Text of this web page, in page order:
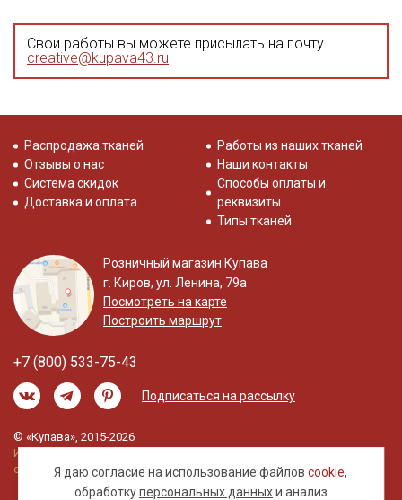
Свои работы вы можете присылать на почту
creative@kupava43.ru
Я даю согласие на использование файловcookie,
обработкуперсональных данныхи анализ
Распродажа тканей
Отзывы о нас
Система скидок
Доставка и оплата
Работы из наших тканей
Наши контакты
Способы оплаты и
реквизиты
Типы тканей
Розничный магазин Купава
г. Киров, ул. Ленина, 79а
Посмотреть на карте
Построить маршрут
+7 (800) 533-75-43
Подписаться на рассылку
© «Купава», 2015-2026
Информация на сайте не является публичной
офертой.